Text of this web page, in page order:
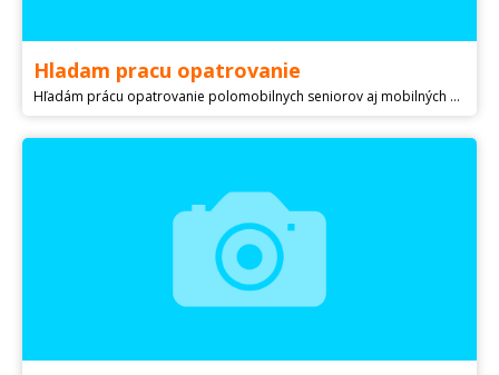
Hladam pracu opatrovanie
Hľadám prácu opatrovanie polomobilnych seniorov aj mobilných na turnusy skúsenosty mám aj prax ak by bolo treba aj deti postrážim od 40eur.